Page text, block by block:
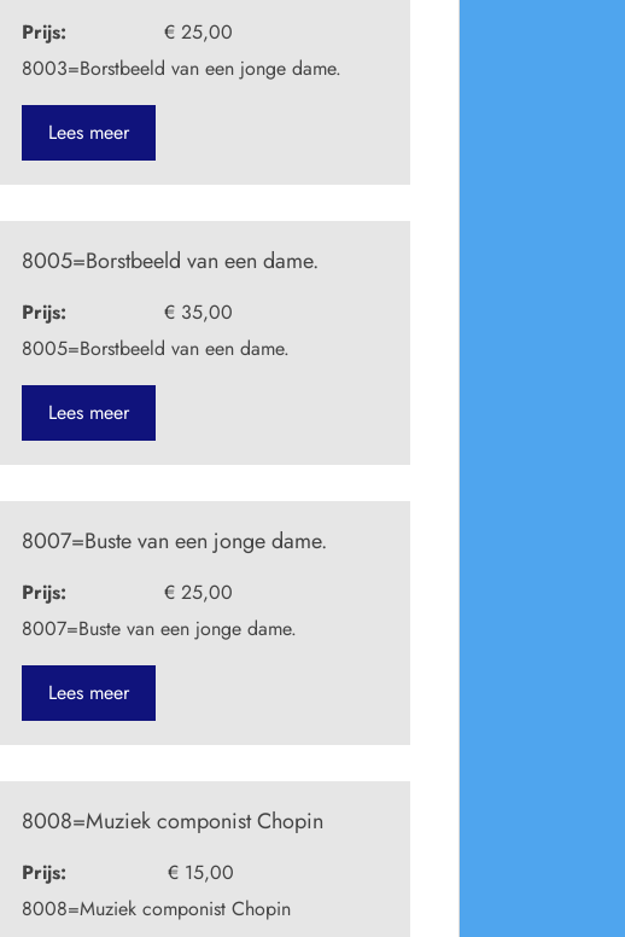
Prijs:
€ 25,00
8003=Borstbeeld van een jonge dame.
Lees meer
8005=Borstbeeld van een dame.
Prijs:
€ 35,00
8005=Borstbeeld van een dame.
Lees meer
8007=Buste van een jonge dame.
Prijs:
€ 25,00
8007=Buste van een jonge dame.
Lees meer
8008=Muziek componist Chopin
Prijs:
€ 15,00
8008=Muziek componist Chopin